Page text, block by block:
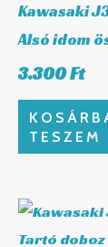
Kawasaki
Alsó idom
3.300Ft
TESZEM